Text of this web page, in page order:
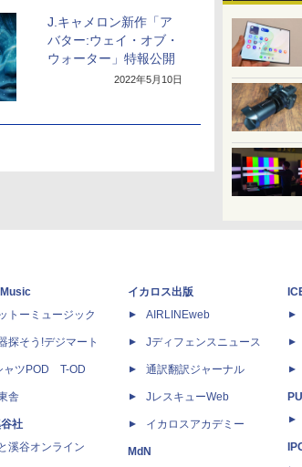
J.キャメロン新作「ア
バター:ウェイ・オブ・
ウォーター」特報公開
2022年5月10日
トーミュージック
探そう!デジマート
ャツPOD T-OD
舎
社
溪谷オンライン
イカロス出版
AIRLINEweb
Jディフェンスニュース
通訳翻訳ジャーナル
JレスキューWeb
イカロスアカデミー
MdN